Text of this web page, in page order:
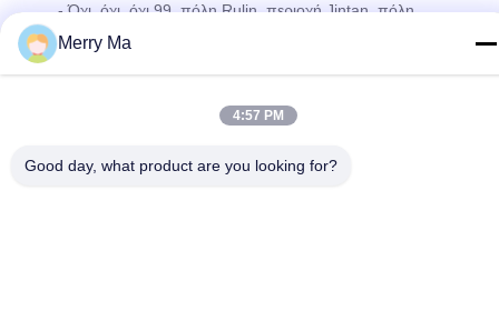
- Όχι, όχι, όχι.99, πόλη Rulin, περιοχή Jintan, πόλη
Changzhou, επαρχία Jiangsu, Κίνα.
Πολιτική μυστικότητας|
Προμηθευτής. Πνευματικά δικαιώματα © 2023-2026 Jiangsu TOM
Merry Ma
4:57 PM
Good day, what product are you looking for?